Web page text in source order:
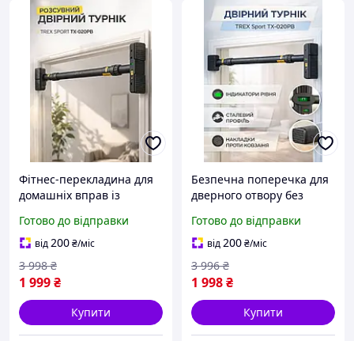
Фітнес-перекладина для
домашніх вправ із
механізмом і
розширеною зоною
утримання руками
Готово до відправки
від200₴/міс
1 999₴
3 998 ₴
Купити
Безпечна поперечка для
дверного отвору без
регулюванням довжини
для домашніх тренувань
Готово до відправки
від200₴/міс
1 998₴
3 996 ₴
Купити